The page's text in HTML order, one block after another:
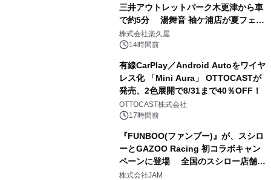
三井アウトレットパーク木更津から車
で約5分 湯舞音 袖ケ浦店が夏フェア
メニューを提供
株式会社楽久屋
14時間前
有線CarPlay／Android Autoをワイヤ
レス化 「Mini Aura」 OTTOCASTが
発売、2色展開で8/31まで40％OFF！
OTTOCAST株式会社
17時間前
『FUNBOO(ファンブー)』が、スシロ
ーとGAZOO Racing 初コラボキャン
ペーンに登場 全国のスシロー店舗で
GR 4車種の FUNBOO(ミニカー)付き
株式会社JAM